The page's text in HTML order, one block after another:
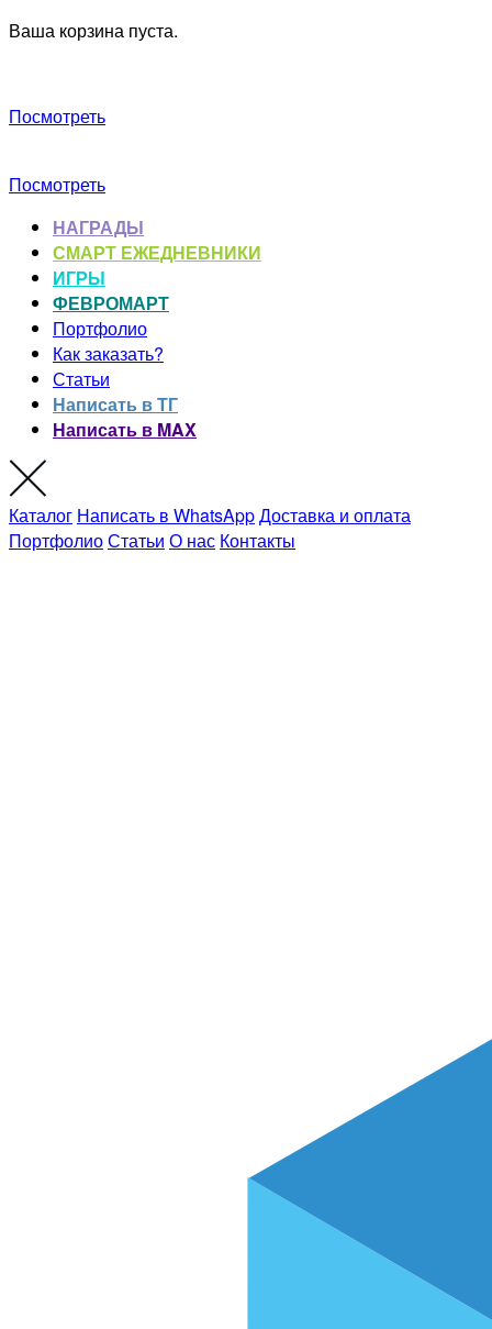
Ваша корзина пуста.
Посмотреть
Посмотреть
НАГРАДЫ
СМАРТ ЕЖЕДНЕВНИКИ
ИГРЫ
ФЕВРОМАРТ
Портфолио
Как заказать?
Статьи
Написать в ТГ
Написать в MAX
Каталог Написать в WhatsAppДоставка и оплата
ПортфолиоСтатьи О нас Контакты